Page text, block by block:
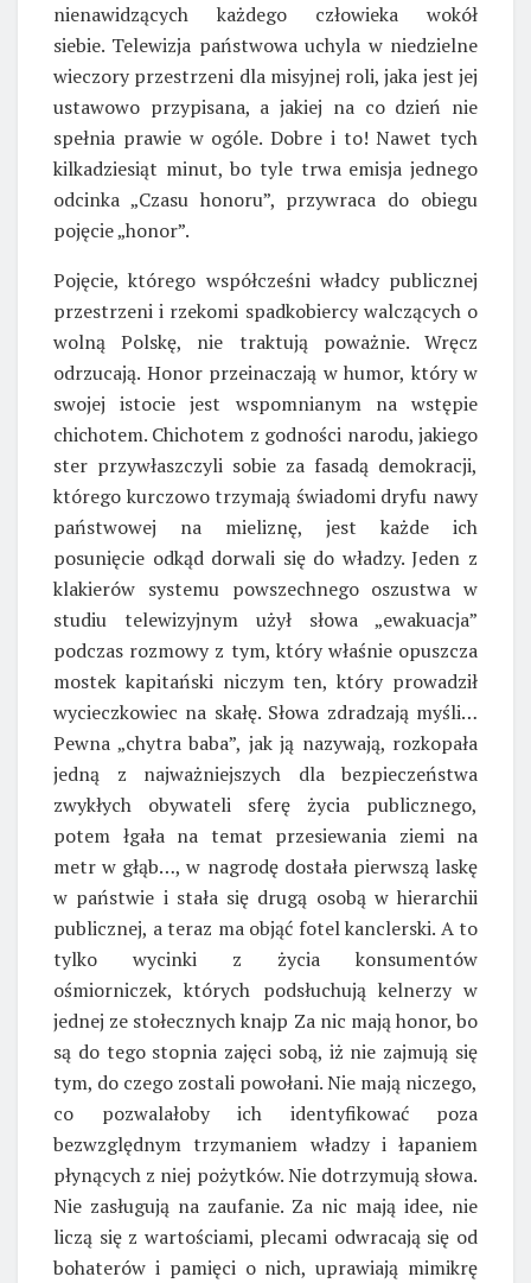
nienawidzących każdego człowieka wokół
siebie. Telewizja państwowa uchyla w niedzielne
wieczory przestrzeni dla misyjnej roli, jaka jest jej
ustawowo przypisana, a jakiej na co dzień nie
spełnia prawie w ogóle. Dobre i to! Nawet tych
kilkadziesiąt minut, bo tyle trwa emisja jednego
odcinka „Czasu honoru”, przywraca do obiegu
pojęcie „honor”.
Pojęcie, którego współcześni władcy publicznej
przestrzeni i rzekomi spadkobiercy walczących o
wolną Polskę, nie traktują poważnie. Wręcz
odrzucają. Honor przeinaczają w humor, który w
swojej istocie jest wspomnianym na wstępie
chichotem. Chichotem z godności narodu, jakiego
ster przywłaszczyli sobie za fasadą demokracji,
którego kurczowo trzymają świadomi dryfu nawy
państwowej na mieliznę, jest każde ich
posunięcie odkąd dorwali się do władzy. Jeden z
klakierów systemu powszechnego oszustwa w
studiu telewizyjnym użył słowa „ewakuacja”
podczas rozmowy z tym, który właśnie opuszcza
mostek kapitański niczym ten, który prowadził
wycieczkowiec na skałę. Słowa zdradzają myśli…
Pewna „chytra baba”, jak ją nazywają, rozkopała
jedną z najważniejszych dla bezpieczeństwa
zwykłych obywateli sferę życia publicznego,
potem łgała na temat przesiewania ziemi na
metr w głąb…, w nagrodę dostała pierwszą laskę
w państwie i stała się drugą osobą w hierarchii
publicznej, a teraz ma objąć fotel kanclerski. A to
tylko wycinki z życia konsumentów
ośmiorniczek, których podsłuchują kelnerzy w
jednej ze stołecznych knajp Za nic mają honor, bo
są do tego stopnia zajęci sobą, iż nie zajmują się
tym, do czego zostali powołani. Nie mają niczego,
co pozwalałoby ich identyfikować poza
bezwzględnym trzymaniem władzy i łapaniem
płynących z niej pożytków. Nie dotrzymują słowa.
Nie zasługują na zaufanie. Za nic mają idee, nie
liczą się z wartościami, plecami odwracają się od
bohaterów i pamięci o nich, uprawiają mimikrę